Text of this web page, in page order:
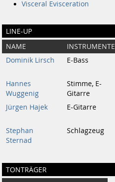
Visceral Evisceration
LINE-UP
NAME INSTRUMENTE
Dominik Lirsch
E-Bass
Hannes
Wuggenig
Stimme, E-
Gitarre
Jürgen Hajek E-Gitarre
Stephan
Sternad
Schlagzeug
TONTRÄGER